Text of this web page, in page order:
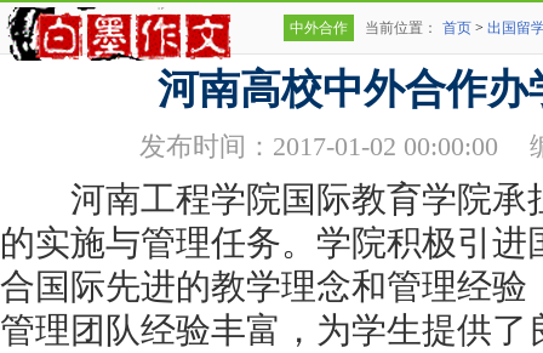
中外合作 当前位置： 首页 > 出国留
河南高校中外合作办
发布时间：2017-01-02 00:00:00
河南工程学院国际教育学院承
的实施与管理任务。学院积极引
合国际先进的教学理念和管理经验
管理团队经验丰富，为学生提供